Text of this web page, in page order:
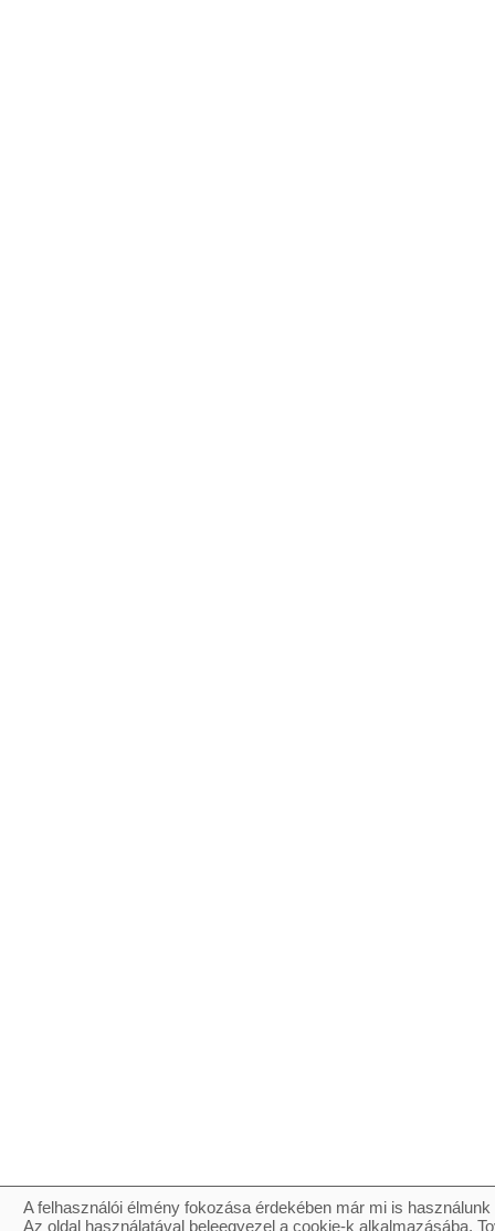
A felhasználói élmény fokozása érdekében már mi is
Az oldal használatával beleegyezel a cookie-k alkalmazásába.